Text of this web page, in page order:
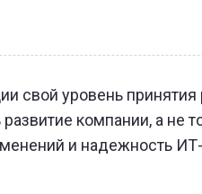
свой уровень принятия
компании, а не
и надежность ИТ-